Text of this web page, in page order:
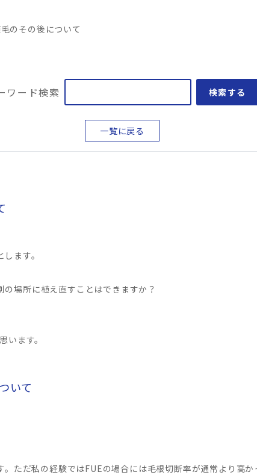
のその後について
ワード検索 検索する
一覧に戻る
ます。
場所に植え直すことはできますか？
います。
いて
ただ私の経験ではFUEの場合には毛根切断率が通常より高か